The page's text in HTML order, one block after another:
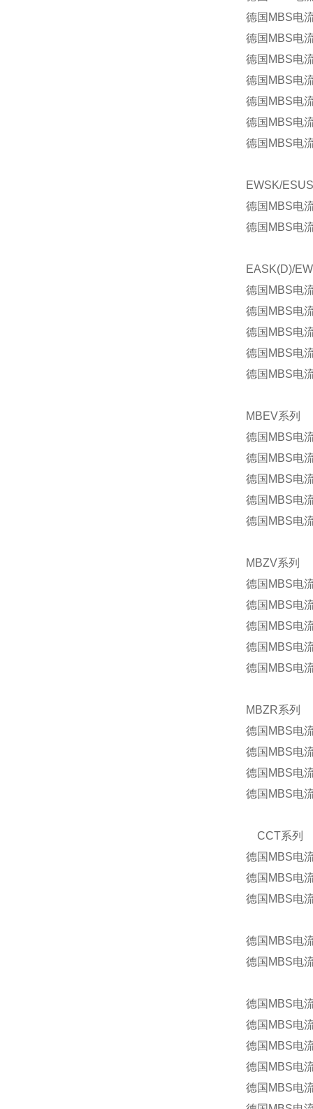
德国MBS电
德国MBS电
德国MBS电
德国MBS电
德国MBS电
德国MBS电
德国MBS电
EWSK/
德国MBS电
德国MBS电
EASK(D)/
德国MBS电
德国MBS电
德国MBS电
德国MBS电
德国MBS电
MBEV系列
德国MBS电
德国MBS电
德国MBS电
德国MBS电
德国MBS电
MBZV系列
德国MBS电
德国MBS电
德国MBS电
德国MBS电
德国MBS电
MBZR系列
德国MBS
德国MBS
德国MBS
德国MBS
CCT系列
德国MBS
德国MBS
德国MBS
德国MBS
德国MBS
德国MBS
德国MBS
德国MBS
德国MBS
德国MBS